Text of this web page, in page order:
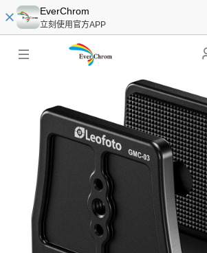
EverChrom
立刻使用官方APP